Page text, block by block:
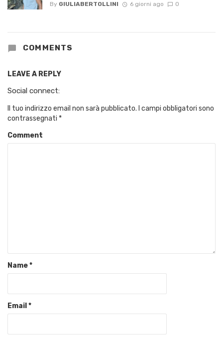
By GIULIABERTOLLINI 6 giorni ago 0
COMMENTS
LEAVE A REPLY
Social connect:
Il tuo indirizzo email non sarà pubblicato. I campi obbligatori sono
contrassegnati *
Comment
Name*
Email *